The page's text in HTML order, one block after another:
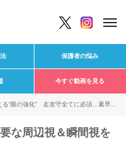
保護者の悩み
今すぐ動画を見る
る“眼の強化” 走攻守全てに必須…素早い
な周辺視＆瞬間視を